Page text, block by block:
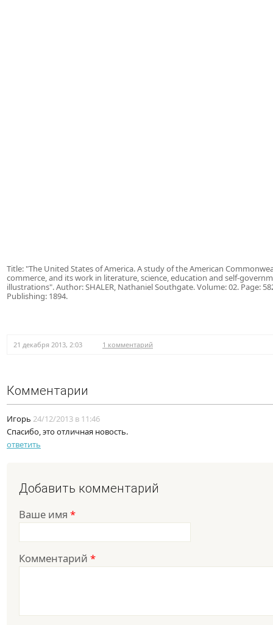
Title: "The United States of America. A study of the American
commerce, and its work in literature, science, education and self-
illustrations".Author: SHALER, Nathaniel Southgate. Volume: 02. Page:
Publishing: 1894.
21 декабря 2013, 2:03 1 комментарий
Комментарии
Игорь 24/12/2013 в 11:46
Спасибо, это отличная новость.
ответить
Добавить комментарий
Ваше имя *
Комментарий *